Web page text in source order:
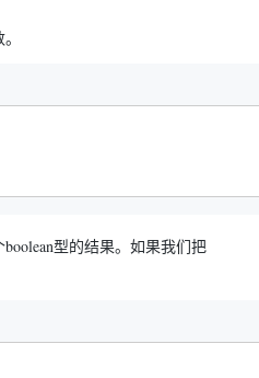
型的结果。如果我们把